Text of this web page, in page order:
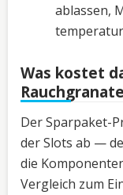
ablassen,
Was kostet
Der Sparpaket-
der Slots ab —
die
Vergleich zum